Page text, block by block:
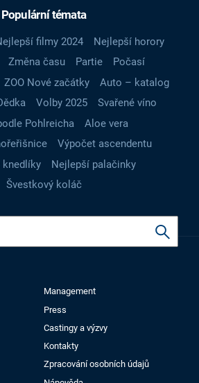
Populární témata
filmy 2024
Nejlepší horory
Změna času Partie
Počasí
ZOO Nové začátky
Auto – katalog
Volby 2025
Svařené víno
Pohlreicha
Aloe vera
Výpočet ascendentu
knedlíky
Nejlepší palačinky
Švestkový koláč
Management
Press
Castingy a výzvy
Kontakty
Zpracování osobních údajů